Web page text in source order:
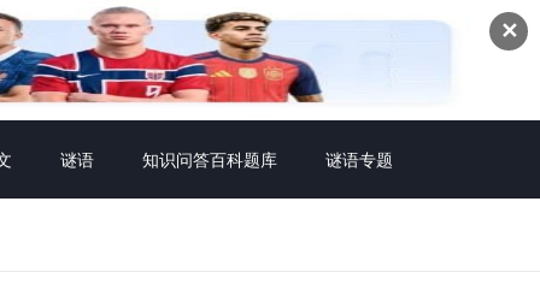
✕
谜语 知识问答百科题库 谜语专题